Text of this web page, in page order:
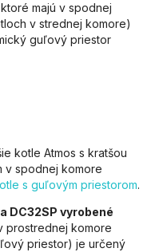
majú v spodnej
v strednej komore)
guľový priestor
kotle Atmos s kratšou
v spodnej komore
s guľovým priestorom.
DC32SP vyrobené
prostrednej komore
priestor) je určený